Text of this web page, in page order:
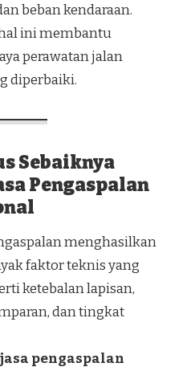
beban kendaraan.
ini membantu
perawatan jalan
diperbaiki.
Sebaiknya
Pengaspalan
menghasilkan
faktor teknis yang
ketebalan lapisan,
dan tingkat
jasa pengaspalan